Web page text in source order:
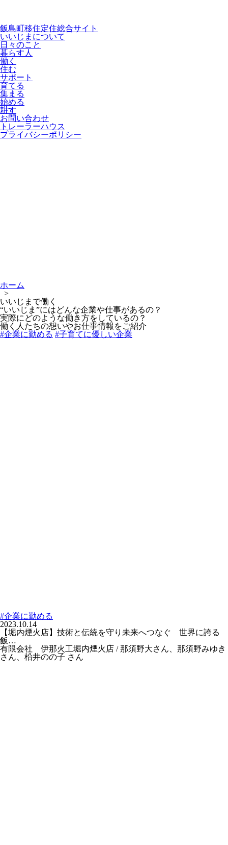
飯島町移住定住総合サイト
いいじまについて
日々のこと
暮らす人
働く
住む
サポート
育てる
集まる
始める
耕す
お問い合わせ
トレーラーハウス
プライバシーポリシー
ホーム
>
いいじまで働く
“いいじま”にはどんな企業や仕事があるの？
実際にどのような働き方をしているの？
働く人たちの想いやお仕事情報をご紹介
#企業に勤める #子育てに優しい企業
#企業に勤める
2023.10.14
【堀内煙火店】技術と伝統を守り未来へつなぐ 世界に誇る
飯…
有限会社 伊那火工堀内煙火店 / 那須野大さん、那須野みゆき
さん、柗井のの子 さん